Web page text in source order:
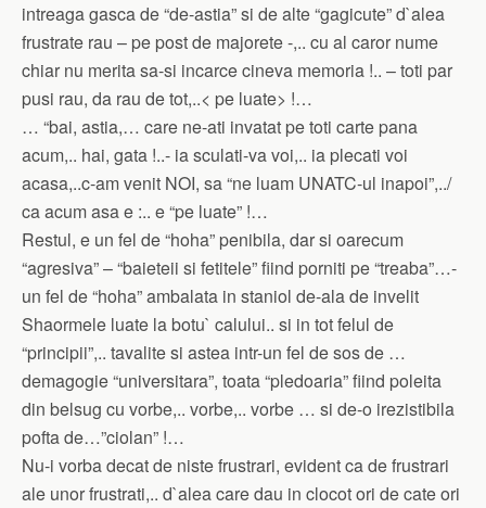
intreaga gasca de “de-astia” si de alte “gagicute” d`alea
frustrate rau – pe post de majorete -,.. cu al caror nume
chiar nu merita sa-si incarce cineva memoria !.. – toti par
pusi rau, da rau de tot,..< pe luate> !…
… “bai, astia,… care ne-ati invatat pe toti carte pana
acum,.. hai, gata !..- ia sculati-va voi,.. ia plecati voi
acasa,..c-am venit NOI, sa “ne luam UNATC-ul inapoi”,../
ca acum asa e :.. e “pe luate” !…
Restul, e un fel de “hoha” penibila, dar si oarecum
“agresiva” – “baieteii si fetitele” fiind porniti pe “treaba”…-
un fel de “hoha” ambalata in staniol de-ala de invelit
Shaormele luate la botu` calului.. si in tot felul de
“principii”,.. tavalite si astea intr-un fel de sos de …
demagogie “universitara”, toata “pledoaria” fiind poleita
din belsug cu vorbe,.. vorbe,.. vorbe … si de-o irezistibila
pofta de…”ciolan” !…
Nu-i vorba decat de niste frustrari, evident ca de frustrari
ale unor frustrati,.. d`alea care dau in clocot ori de cate ori